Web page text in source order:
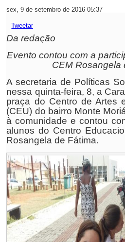
sex, 9 de setembro de 2016 05:37
Tweetar
Da redação
Evento contou com a
CEM Rosangela
A secretaria de Políticas
nessa quinta-feira, 8, a
praça do Centro de Artes
(CEU) do bairro Monte
à comunidade e contou
alunos do Centro
Rosangela de Fátima.